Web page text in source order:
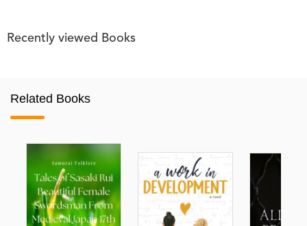
Recently viewed Books
Related Books